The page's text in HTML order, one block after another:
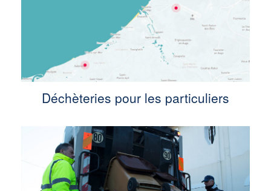
Déchèteries pour les particuliers